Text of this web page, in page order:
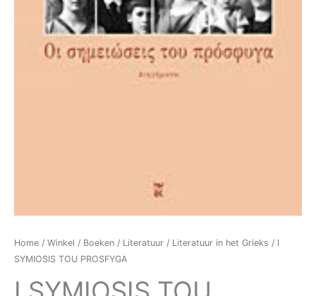
Home / Winkel / Boeken / Literatuur / Literatuur in het Grieks / I
SYMIOSIS TOU PROSFYGA